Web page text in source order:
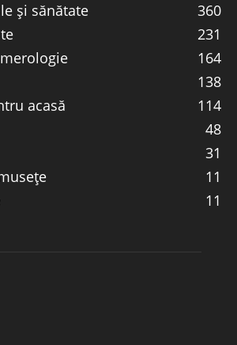
și sănătate
360
231
164
138
acasă
114
48
31
11
11